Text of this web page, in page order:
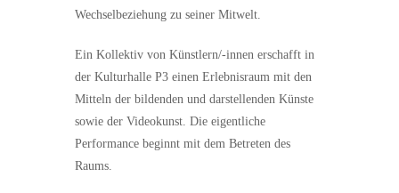
Wechselbeziehung zu seiner Mitwelt.
Ein Kollektiv von Künstlern/-innen erschafft in
der Kulturhalle P3 einen Erlebnisraum mit den
Mitteln der bildenden und darstellenden Künste
sowie der Videokunst. Die eigentliche
Performance beginnt mit dem Betreten des
Raums.